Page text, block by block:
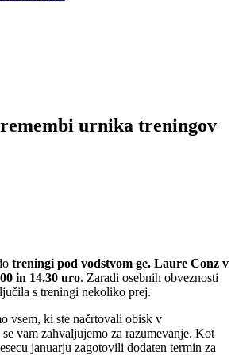
urnika treningov
treningi pod vodstvom ge. Laure Conz v
in 14.30 uro. Zaradi osebnih obveznosti
s treningi nekoliko prej.
vsem, ki ste načrtovali obisk v
vam zahvaljujemo za razumevanje. Kot
januarju zagotovili dodaten termin za